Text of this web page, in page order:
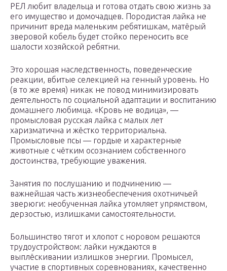
РЕЛ любит владельца и готова отдать свою жизнь за
его имущество и домочадцев. Породистая лайка не
причинит вреда маленьким ребятишкам, матёрый
зверовой кобель будет стойко переносить все
шалости хозяйской ребятни.
Это хорошая наследственность, поведенческие
реакции, вбитые селекцией на генный уровень. Но
(в то же время) никак не повод минимизировать
деятельность по социальной адаптации и воспитанию
домашнего любимца. «Кровь не водица», —
промысловая русская лайка с малых лет
харизматична и жёстко территориальна.
Промысловые псы — гордые и характерные
животные с чётким осознанием собственного
достоинства, требующие уважения.
Занятия по послушанию и подчинению —
важнейшая часть жизнеобеспечения охотничьей
зверюги: необученная лайка утомляет упрямством,
дерзостью, излишками самостоятельности.
Большинство тягот и хлопот с норовом решаются
трудоустройством: лайки нуждаются в
выплёскивании излишков энергии. Промысел,
участие в спортивных соревнованиях, качественно